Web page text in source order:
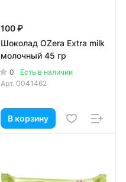
100 ₽
Шоколад OZera Extra milk
молочный 45 гр
0
Есть в наличии
Арт. 0041462
В корзину